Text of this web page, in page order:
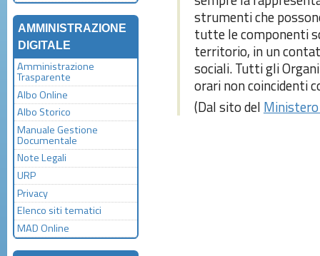
AMMINISTRAZIONE
DIGITALE
Amministrazione
Trasparente
Albo Online
Albo Storico
Manuale Gestione
Documentale
Note Legali
URP
Privacy
Elenco siti tematici
MAD Online
strumenti che
tutte le componenti
territorio, in un
sociali. Tutti gli
orari non coincidenti
(Dal sito del